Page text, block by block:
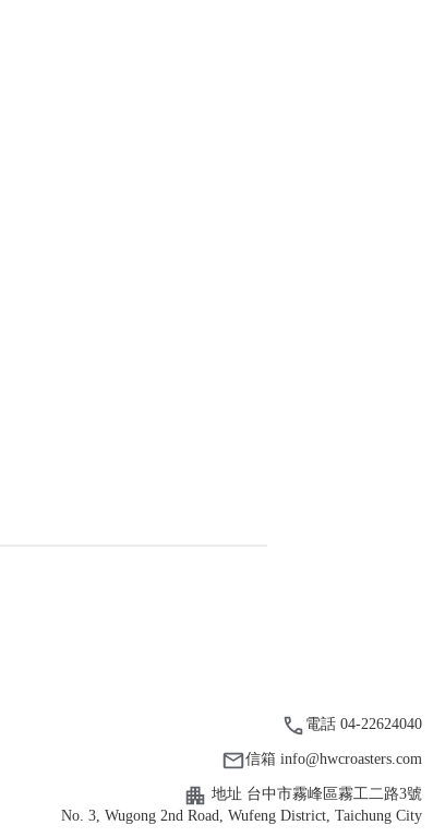
電話 04-22624040
信箱 info@hwcroasters.com
地址 台中市霧峰區霧工二路3號
No. 3, Wugong 2nd Road, Wufeng District, Taichung City